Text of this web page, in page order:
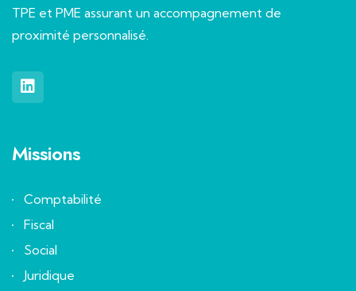
TPE et PME assurant un accompagnement de
proximité personnalisé.
Missions
Comptabilité
Fiscal
Social
Juridique